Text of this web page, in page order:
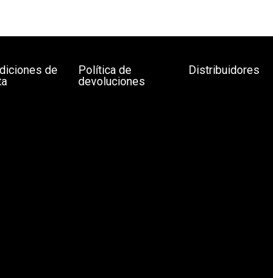
de
Política de
devoluciones
Distribuidores